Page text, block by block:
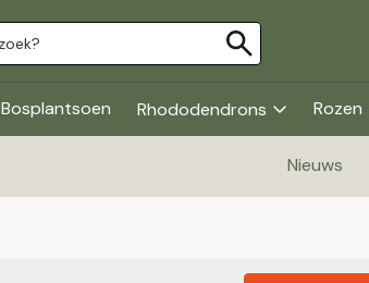
Bosplantsoen Rhododendrons Rozen
Nieuws